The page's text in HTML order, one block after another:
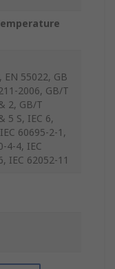
EN 55022, GB
2006, GB/T
2, GB/T
5 S, IEC 6,
60695-2-1,
4-4, IEC
IEC 62052-11